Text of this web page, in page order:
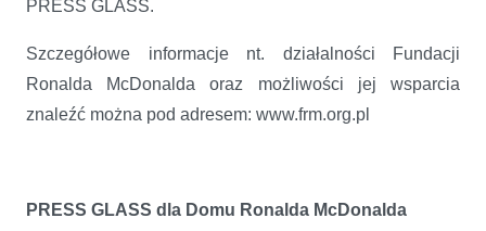
PRESS GLASS.
Szczegółowe informacje nt. działalności Fundacji
Ronalda McDonalda oraz możliwości jej wsparcia
znaleźć można pod adresem: www.frm.org.pl
PRESS GLASS dla Domu Ronalda McDonalda